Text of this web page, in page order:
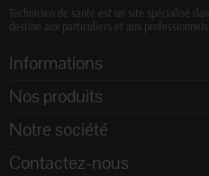
Technicien de santé est un site spécialisé
destiné aux particuliers et aux professionnels
Informations
Nos produits
Notre société
Contactez-nous